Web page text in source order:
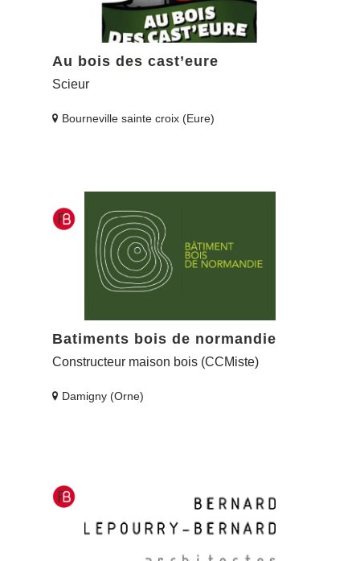
Au bois des cast’eure
Scieur
Bourneville sainte croix (Eure)
Batiments bois de normandie
Constructeur maison bois (CCMiste)
Damigny (Orne)